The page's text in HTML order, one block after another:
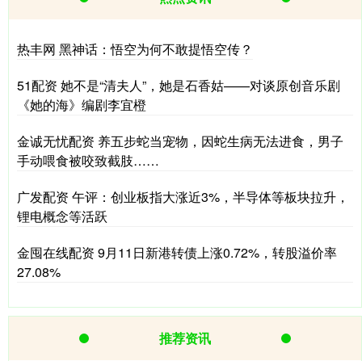
热丰网 黑神话：悟空为何不敢提悟空传？
51配资 她不是“清夫人”，她是石香姑——对谈原创音乐剧
《她的海》编剧李宜橙
金诚无忧配资 养五步蛇当宠物，因蛇生病无法进食，男子
手动喂食被咬致截肢……
广发配资 午评：创业板指大涨近3%，半导体等板块拉升，
锂电概念等活跃
金囤在线配资 9月11日新港转债上涨0.72%，转股溢价率
27.08%
推荐资讯